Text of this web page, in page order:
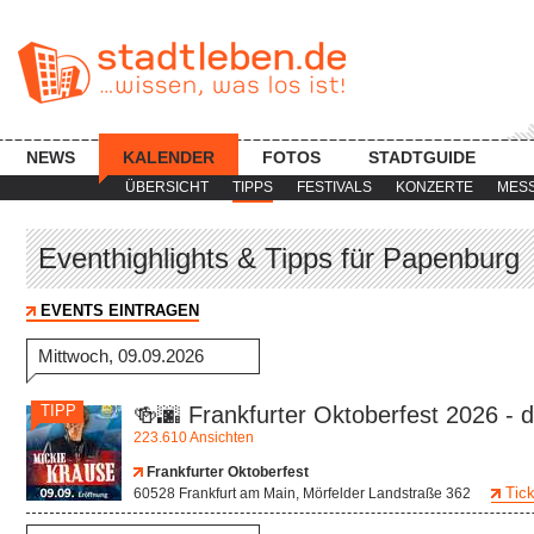
ÜBERSICHT TIPPS FESTIVALS KONZERTE
NEWS KALENDER FOTOS STADTGUIDE
Eventhighlights & Tipps für Papenburg
EVENTS EINTRAGEN
Mittwoch, 09.09.2026
TIPP 🍻🌆 Frankfurter Oktoberfest 2026 -
223.610 Ansichten
Frankfurter Oktoberfest
60528 Frankfurt am Main, Mörfelder Landstraße 362